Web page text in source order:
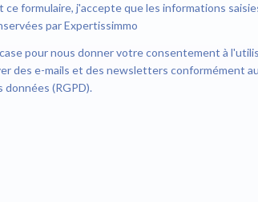
ce formulaire, j'accepte que les informations
par Expertissimmo
pour nous donner votre consentement à
des e-mails et des newsletters conformément
(RGPD).